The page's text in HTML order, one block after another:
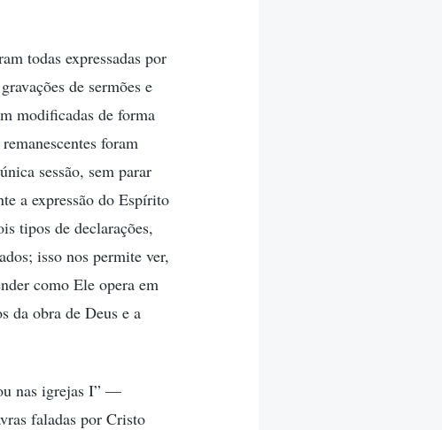
todas expressadas por
de sermões e
modificadas de forma
foram
sessão, sem parar
a expressão do Espírito
tipos de declarações,
isso nos permite ver,
como Ele opera em
da obra de Deus e a
nas igrejas I” —
faladas por Cristo